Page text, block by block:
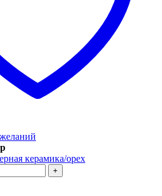
+